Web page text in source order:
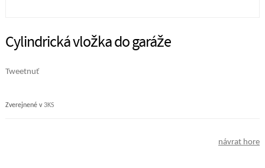
Cylindrická vložka do garáže
Tweetnuť
Zverejnené v 3KS
návrat hore